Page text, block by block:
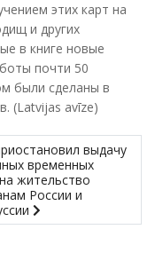
этих карт на
и других
в книге новые
почти 50
были сделаны в
(Latvijas avīze)
выдачу
временных
жительство
России и